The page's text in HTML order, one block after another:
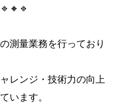
測量業務を行っており
レンジ・技術力の向上
います。